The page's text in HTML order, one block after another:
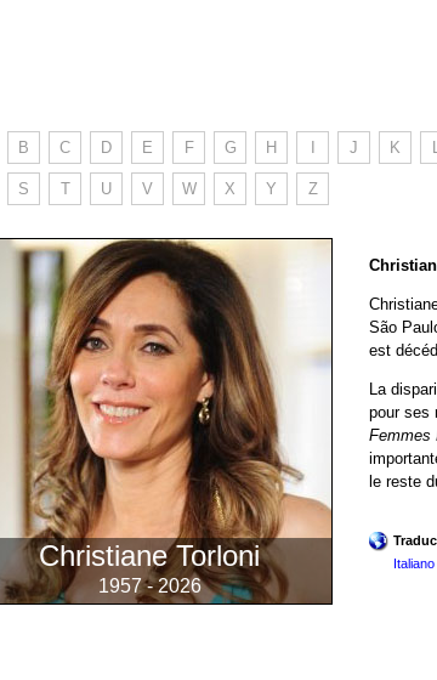
B C D E F G H J K
S T U V W X Y Z
Christiane Torloni
1957 - 2026
São
est
La
pour ses
Femmes
le reste
Italiano